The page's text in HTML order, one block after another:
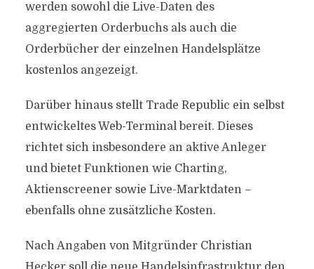
werden sowohl die Live-Daten des
aggregierten Orderbuchs als auch die
Orderbücher der einzelnen Handelsplätze
kostenlos angezeigt.
Darüber hinaus stellt Trade Republic ein selbst
entwickeltes Web-Terminal bereit. Dieses
richtet sich insbesondere an aktive Anleger
und bietet Funktionen wie Charting,
Aktienscreener sowie Live-Marktdaten –
ebenfalls ohne zusätzliche Kosten.
Nach Angaben von Mitgründer Christian